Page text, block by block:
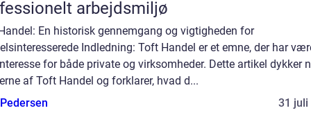
arbejdsmiljø
En historisk gennemgang og vigtigheden for
Indledning: Toft Handel er et emne, der har
for både private og virksomheder. Dette artikel dykker
af Toft Handel og forklarer, hvad d...
31 juli